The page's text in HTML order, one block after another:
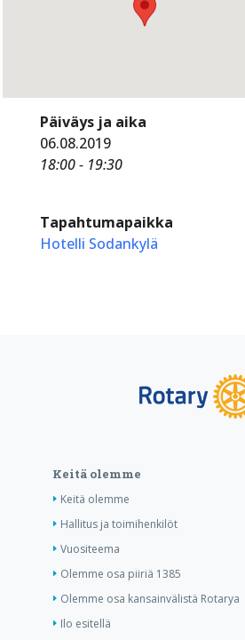
Päiväys ja aika
06.08.2019
18:00 - 19:30
Tapahtumapaikka
Hotelli Sodankylä
Keitä olemme
Keitä olemme
Hallitus ja toimihenkilöt
Vuositeema
Olemme osa piiriä 1385
Olemme osa kansainvälistä Rotarya
Ilo esitellä